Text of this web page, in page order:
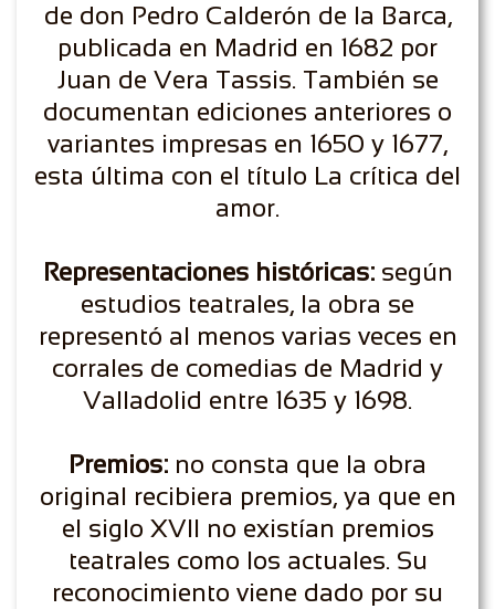
de don Pedro Calderón de la Barca,
publicada en Madrid en 1682 por
Juan de Vera Tassis. También se
documentan ediciones anteriores o
variantes impresas en 1650 y 1677,
esta última con el título La crítica del
amor.
Representaciones históricas:según
estudios teatrales, la obra se
representó al menos varias veces en
corrales de comedias de Madrid y
Valladolid entre 1635 y 1698.
Premios: no consta que la obra
original recibiera premios, ya que en
el siglo XVII no existían premios
teatrales como los actuales. Su
reconocimiento viene dado por su